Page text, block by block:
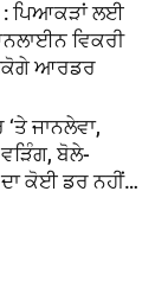
: ਪਿਆਕੜਾਂ ਲਈ
ਵਿਕਰੀ
ਆਰਡਰ
ਜਾਨਲੇਵਾ,
ਬੋਲੇ-
ਦਾ ਕੋਈ ਡਰ ਨਹੀਂ…